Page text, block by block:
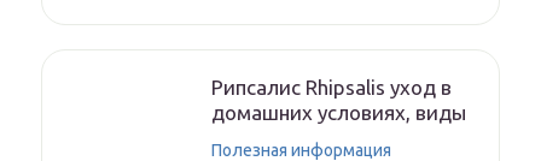
Рипсалис Rhipsalis уход в
домашних условиях, виды
Полезная информация